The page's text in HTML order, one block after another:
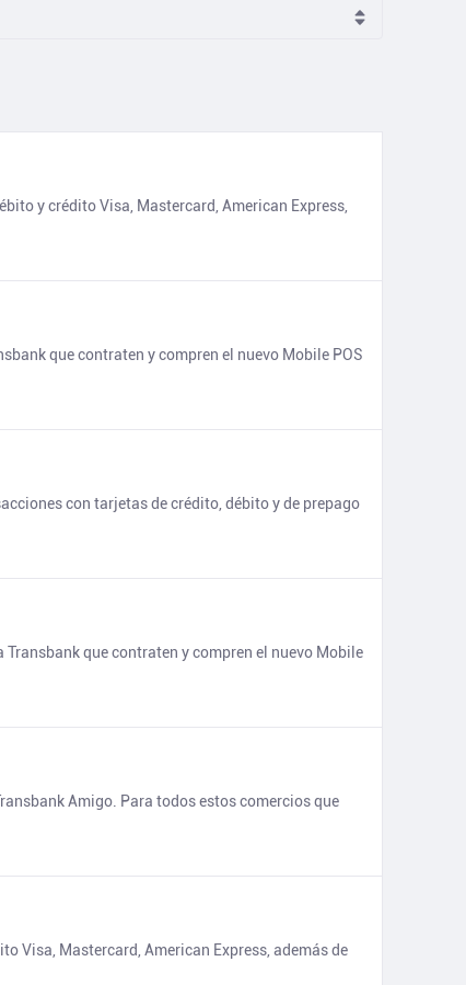
y crédito Visa, Mastercard, American Express,
que contraten y compren el nuevo Mobile POS
con tarjetas de crédito, débito y de prepago
que contraten y compren el nuevo Mobile
Amigo. Para todos estos comercios que
Visa, Mastercard, American Express, además de